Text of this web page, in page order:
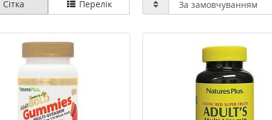
Сітка Перелік